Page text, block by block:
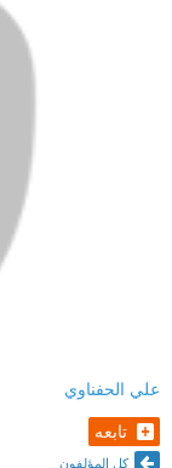
علي الحفناوي
تابعه
كل المؤلفون